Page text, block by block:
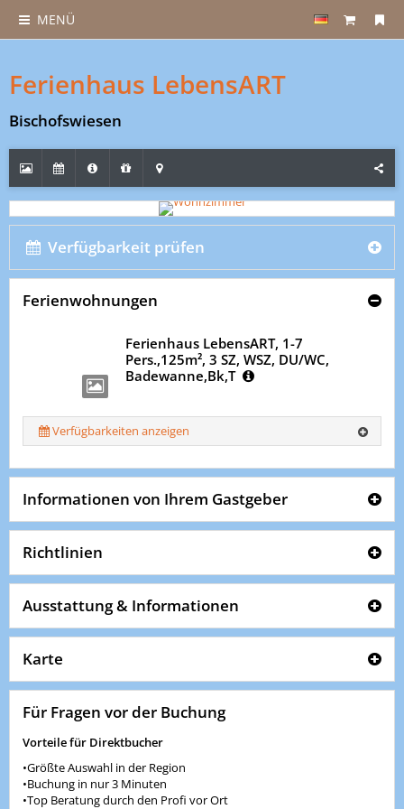
MENÜ
Ferienhaus LebensART
Bischofswiesen
Verfügbarkeit prüfen
Ferienwohnungen
Ferienhaus LebensART, 1-7
Pers.,125m², 3 SZ, WSZ, DU/WC,
Badewanne,Bk,T
Verfügbarkeiten anzeigen
Informationen von Ihrem Gastgeber
Richtlinien
Ausstattung & Informationen
Karte
Für Fragen vor der Buchung
Vorteile für Direktbucher
•Größte Auswahl in der Region
•Buchung in nur 3 Minuten
•Top Beratung durch den Profi vor Ort